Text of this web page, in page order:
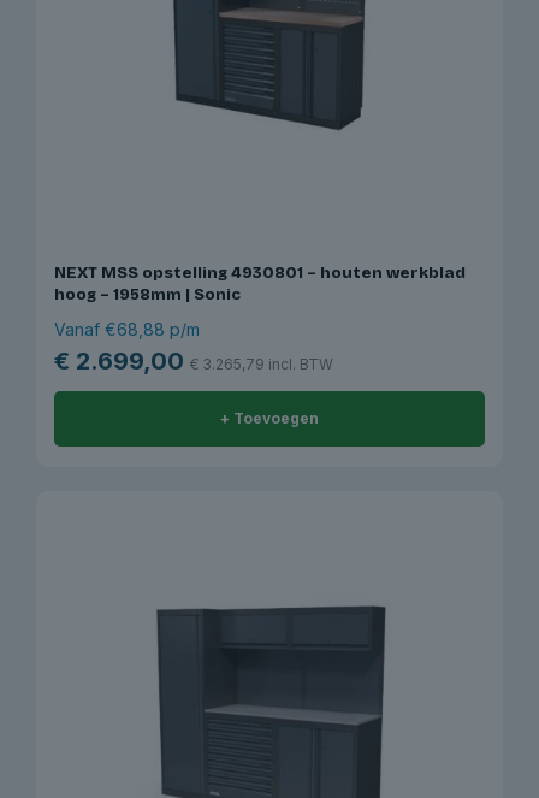
NEXT MSS opstelling 4930801 – houten werkblad
hoog – 1958mm | Sonic
Vanaf €68,88 p/m
€ 2.699,00 € 3.265,79 incl. BTW
+ Toevoegen